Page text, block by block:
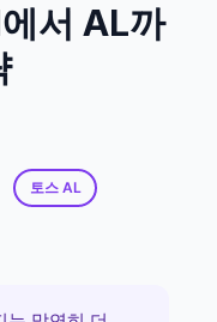
서 AL까
토스 AL